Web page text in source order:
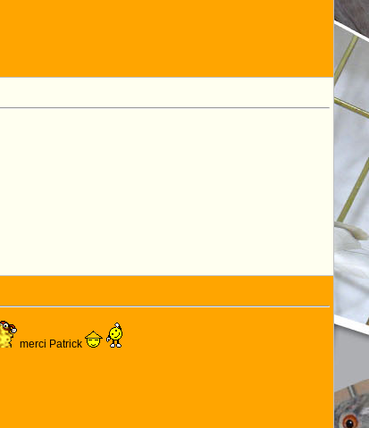
merci Patrick